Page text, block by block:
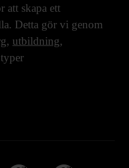
att skapa ett
Detta gör vi genom
, utbildning,